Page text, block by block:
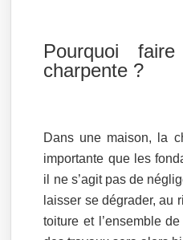
Pourquoi
charpente ?
Dans une maison, la
importante que les
il ne s’agit pas de
laisser se dégrader, au
toiture et l’ensemble